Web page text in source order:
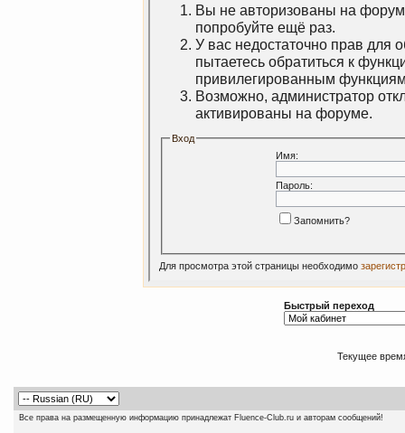
Вы не авторизованы на
попробуйте ещё раз.
У вас недостаточно прав для
пытаетесь обратиться к
привилегированным
Возможно, администратор
активированы на форуме.
Вход
Имя:
Пароль:
Запомнить?
Для просмотра этой страницы необходимо
Быстрый переход
Текущее
Все права на размещенную информацию принадлежат Fluence-Club.ru и авторам сообщений!